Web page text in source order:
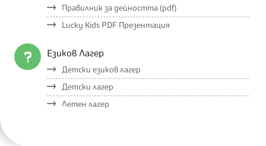
Правилник за дейността (pdf)
Lucky Kids PDF Презентация
Езиков Лагер
Детски езиков лагер
Детски лагер
Летен лагер